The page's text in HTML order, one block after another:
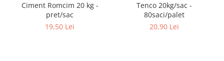
Ciment Romcim 20 kg -
pret/sac
19,50 Lei
Tenco 20kg/sac -
80saci/palet
20,90 Lei